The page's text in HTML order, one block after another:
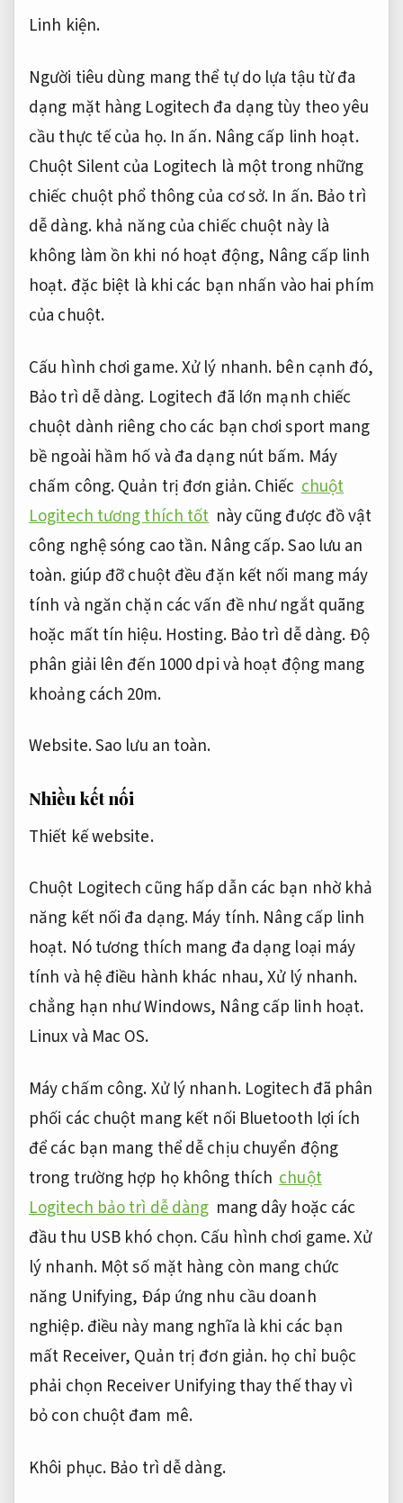
Linh kiện.
Người tiêu dùng mang thể tự do lựa tậu từ đa
dạng mặt hàng Logitech đa dạng tùy theo yêu
cầu thực tế của họ. In ấn. Nâng cấp linh hoạt.
Chuột Silent của Logitech là một trong những
chiếc chuột phổ thông của cơ sở. In ấn. Bảo trì
dễ dàng.khả năng của chiếc chuột này là
không làm ồn khi nó hoạt động, Nâng cấp linh
hoạt. đặc biệt là khi các bạn nhấn vào hai phím
của chuột.
Cấu hình chơi game.Xử lý nhanh. bên cạnh đó,
Bảo trì dễ dàng. Logitech đã lớn mạnh chiếc
chuột dành riêng cho các bạn chơi sport mang
bề ngoài hầm hố và đa dạng nút bấm. Máy
chấm công.Quản trị đơn giản.Chiếc chuột
Logitech tương thích tốt này cũng được đồ vật
công nghệ sóng cao tần. Nâng cấp.Sao lưu an
toàn. giúp đỡ chuột đều đặn kết nối mang máy
tính và ngăn chặn các vấn đề như ngắt quãng
hoặc mất tín hiệu. Hosting. Bảo trì dễ dàng.Độ
phân giải lên đến 1000 dpi và hoạt động mang
khoảng cách 20m.
Website.Sao lưu an toàn.
Nhiều kết nối
Thiết kế website.
Chuột Logitech cũng hấp dẫn các bạn nhờ khả
năng kết nối đa dạng. Máy tính. Nâng cấp linh
hoạt. Nó tương thích mang đa dạng loại máy
tính và hệ điều hành khác nhau,Xử lý nhanh.
chẳng hạn như Windows, Nâng cấp linh hoạt.
Linux và Mac OS.
Máy chấm công.Xử lý nhanh.Logitech đã phân
phối các chuột mang kết nối Bluetooth lợi ích
để các bạn mang thể dễ chịu chuyển động
trong trường hợp họ không thích chuột
Logitech bảo trì dễ dàng mang dây hoặc các
đầu thu USB khó chọn.Cấu hình chơi game.Xử
lý nhanh.Một số mặt hàng còn mang chức
năng Unifying, Đáp ứng nhu cầu doanh
nghiệp.điều này mang nghĩa là khi các bạn
mất Receiver, Quản trị đơn giản. họ chỉ buộc
phải chọn Receiver Unifying thay thế thay vì
bỏ con chuột đam mê.
Khôi phục. Bảo trì dễ dàng.